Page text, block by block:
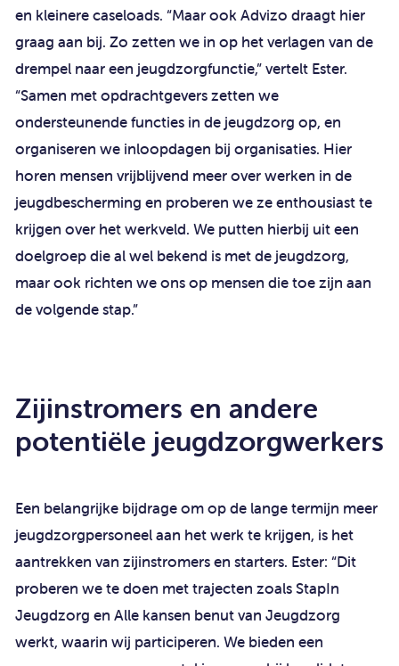
en kleinere caseloads. “Maar ook Advizo draagt hier
graag aan bij. Zo zetten we in op het verlagen van de
drempel naar een jeugdzorgfunctie,” vertelt Ester.
“Samen met opdrachtgevers zetten we
ondersteunende functies in de jeugdzorg op, en
organiseren we inloopdagen bij organisaties. Hier
horen mensen vrijblijvend meer over werken in de
jeugdbescherming en proberen we ze enthousiast te
krijgen over het werkveld. We putten hierbij uit een
doelgroep die al wel bekend is met de jeugdzorg,
maar ook richten we ons op mensen die toe zijn aan
de volgende stap.”
Zijinstromers en andere
potentiële jeugdzorgwerkers
Een belangrijke bijdrage om op de lange termijn meer
jeugdzorgpersoneel aan het werk te krijgen, is het
aantrekken van zijinstromers en starters. Ester: “Dit
proberen we te doen met trajecten zoals StapIn
Jeugdzorg en Alle kansen benut van Jeugdzorg
werkt, waarin wij participeren. We bieden een